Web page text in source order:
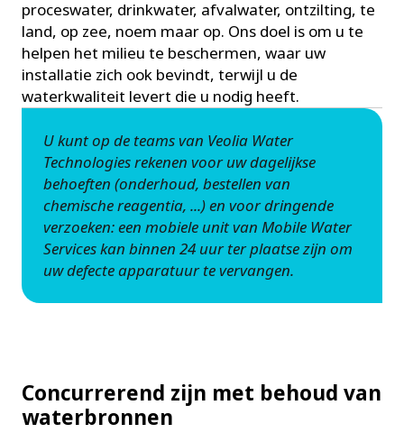
proceswater, drinkwater, afvalwater, ontzilting, te
land, op zee, noem maar op. Ons doel is om u te
helpen het milieu te beschermen, waar uw
installatie zich ook bevindt, terwijl u de
waterkwaliteit levert die u nodig heeft.
U kunt op de teams van Veolia Water
Technologies rekenen voor uw dagelijkse
behoeften (onderhoud, bestellen van
chemische reagentia, ...) en voor dringende
verzoeken: een mobiele unit van Mobile Water
Services kan binnen 24 uur ter plaatse zijn om
uw defecte apparatuur te vervangen.
Concurrerend zijn met behoud van
waterbronnen